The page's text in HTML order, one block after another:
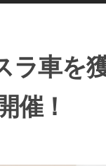
ラ車を
催！